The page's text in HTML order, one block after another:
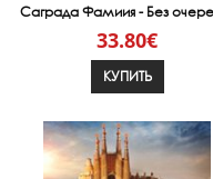
Саграда Фамиия - Без
33.80€
КУПИТЬ